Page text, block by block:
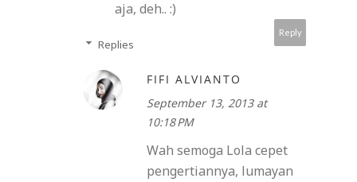
aja, deh.. :)
Reply
Replies
FIFI ALVIANTO
September 13, 2013 at
10:18 PM
Wah semoga Lola cepet
pengertiannya, lumayan